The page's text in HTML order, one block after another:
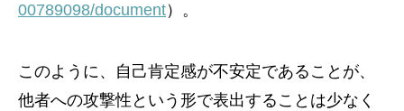
00789098/document）。
このように、自己肯定感が不安定であることが、
他者への攻撃性という形で表出することは少なく